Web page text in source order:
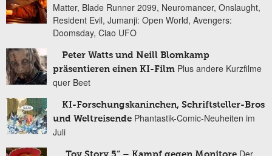
Matter, Blade Runner 2099, Neuromancer, Onslaught,
Resident Evil, Jumanji: Open World, Avengers:
Doomsday, Ciao UFO
Peter Watts und Neill Blomkamp
präsentieren einen KI-Film Plus andere Kurzfilme
quer Beet
KI-Forschungskaninchen, Schriftsteller-Bros
und Weltreisende Phantastik-Comic-Neuheiten im
Juli
Der